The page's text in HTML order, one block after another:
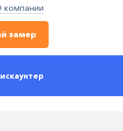
компании
замер